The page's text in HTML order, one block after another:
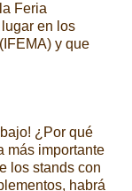
Feria
en los
y que
¿Por qué
más importante
los stands con
habrá